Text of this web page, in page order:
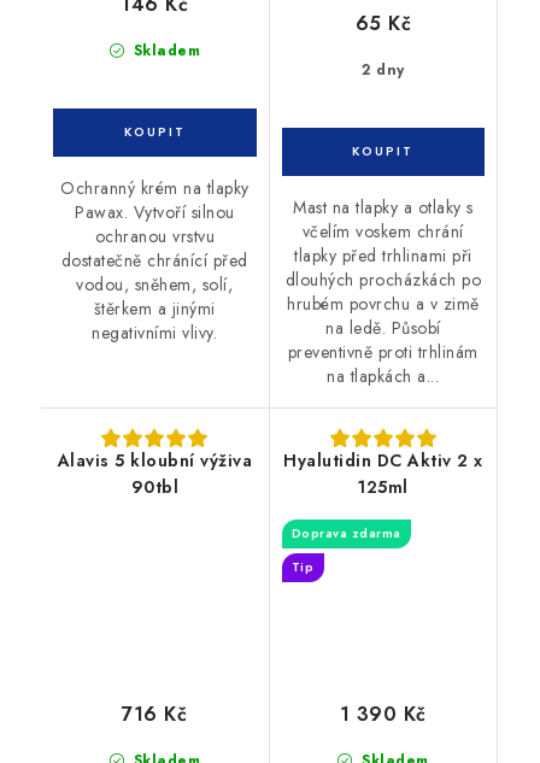
Skladem
Ochranný krém na tlapky
Pawax. Vytvoří silnou
ochranou vrstvu
dostatečně chránící před
vodou, sněhem, solí,
štěrkem a jinými
negativními vlivy.
2 dny
65 Kč
Mast na tlapky a otlaky s
včelím voskem chrání
tlapky před trhlinami při
dlouhých procházkách po
hrubém povrchu a v zimě
na ledě. Působí
preventivně proti trhlinám
na tlapkách a...
Alavis 5 kloubní výživa
90tbl
716 Kč
Hyalutidin DC Aktiv 2 x
125ml
Doprava zdarma
Tip
1 390 Kč